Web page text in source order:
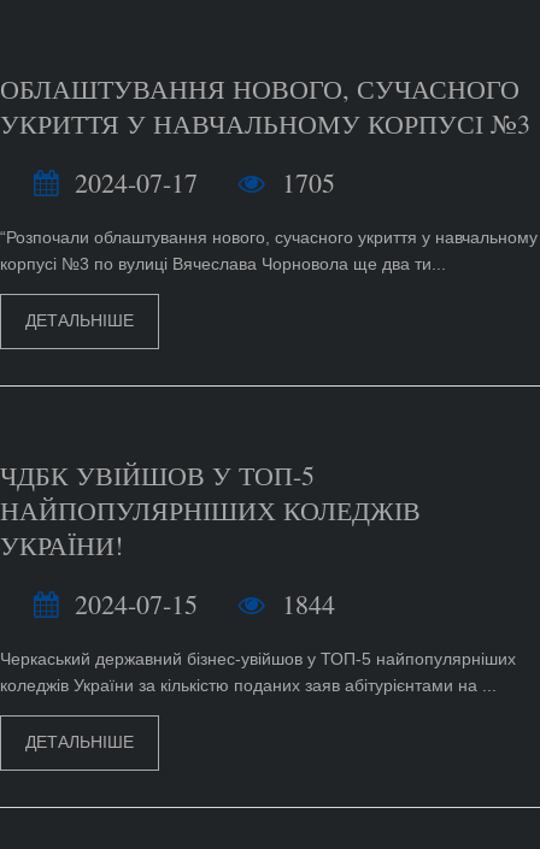
ОБЛАШТУВАННЯ НОВОГО, СУЧАСНОГО
УКРИТТЯ У НАВЧАЛЬНОМУ КОРПУСІ №3
2024-07-17
1705
“Розпочали облаштування нового, сучасного укриття у навчальному
корпусі №3 по вулиці Вячеслава Чорновола ще два ти...
ДЕТАЛЬНІШЕ
ЧДБК УВІЙШОВ У ТОП-5
НАЙПОПУЛЯРНІШИХ КОЛЕДЖІВ
УКРАЇНИ!
2024-07-15
1844
Черкаський державний бізнес-увійшов у ТОП-5 найпопулярніших
коледжів України за кількістю поданих заяв абітурієнтами на ...
ДЕТАЛЬНІШЕ